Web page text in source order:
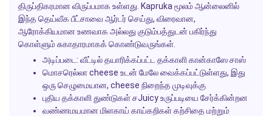
திருப்திகரமான விருப்பமாக உள்ளது. Kapruka மூலம் ஆன்லைனில்
இந்த தெய்வீக பீட்சாவை ஆர்டர் செய்து, விரைவான,
ஆரோக்கியமான உணவாக அல்லது குடும்பத்துடன் பகிர்ந்து
கொள்ளும் சுகாதாரமாகக் கொண்டுவருங்கள்.
அடிப்படை: வீட்டில் தயாரிக்கப்பட்ட தக்காளி கான்காஸே சாஸ்
மொசரெல்லா cheese உடன் மேலே வைக்கப்பட்டுள்ளது, இது
ஒரு செழுமையான, cheese நிறைந்த முடிவுக்கு
புதிய தக்காளி துண்டுகள் சJuicy உருப்படியை சேர்க்கின்றன
வண்ணமயமான மிளகாய் காய்கறிகள் கற்சிதை மற்றும்